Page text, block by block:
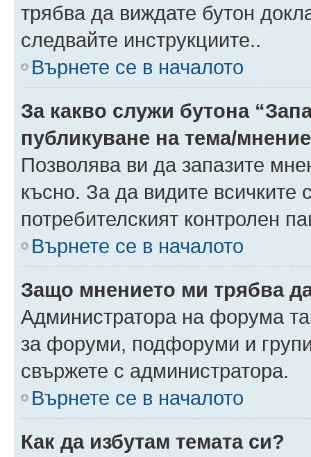
трябва да виждате бутон
следвайте инструкциите..
Върнете се в началото
За какво служи бутона
публикуване на тема/
Позволява ви да запазите
късно. За да видите всичките
потребителският контролен
Върнете се в началото
Защо мнението ми трябва
Администратора на форума
за форуми, подфоруми и
свържете с администратора.
Върнете се в началото
Как да избутам темата си?